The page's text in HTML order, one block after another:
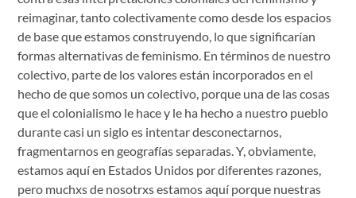
reimaginar, tanto colectivamente como desde los espacios
de base que estamos construyendo, lo que significarían
formas alternativas de feminismo. En términos de nuestro
colectivo, parte de los valores están incorporados en el
hecho de que somos un colectivo, porque una de las cosas
que el colonialismo le hace y le ha hecho a nuestro pueblo
durante casi un siglo es intentar desconectarnos,
fragmentarnos en geografías separadas. Y, obviamente,
estamos aquí en Estados Unidos por diferentes razones,
pero muchxs de nosotrxs estamos aquí porque nuestras